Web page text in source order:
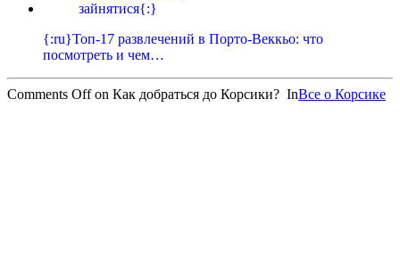
{:ru}Топ-17 развлечений в Порто-Веккьо: что
посмотреть и чем…
Comments Offon Как добраться до Корсики? InВсе о Корсике